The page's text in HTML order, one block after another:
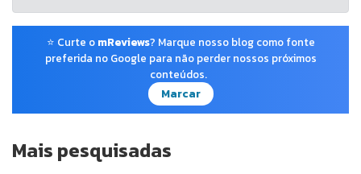
⭐ Curte o mReviews? Marque nosso blog como fonte
preferida no Google para não perder nossos próximos
conteúdos.
Marcar
Mais pesquisadas